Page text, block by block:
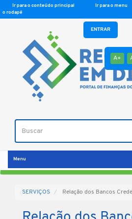
Ir para o conteúdo principal Ir para o menu
o rodapé
A+
Buscar
ENTRAR
Menu
SERVIÇOS Relação dos Bancos